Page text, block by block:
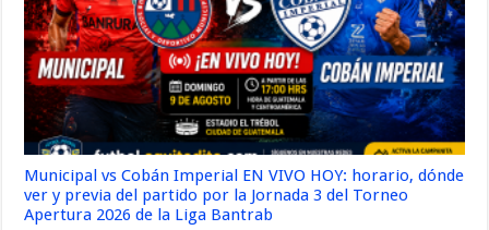
Municipal vs Cobán Imperial EN VIVO HOY: horario, dónde
ver y previa del partido por la Jornada 3 del Torneo
Apertura 2026 de la Liga Bantrab